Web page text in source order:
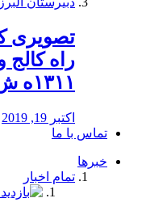
️تصویری
راه كالج
۱۳۱۱ه ش
اکتبر 19, 2019
تماس با ما
خبرها
تمام اخبار